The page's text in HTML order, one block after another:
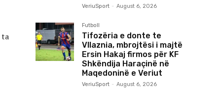
ta
VeriuSport - August 6, 2026
Futboll
Tifozëria e donte te
Vllaznia, mbrojtësi i majtë
Ersin Hakaj firmos për KF
Shkëndija Haraçinë në
Maqedoninë e Veriut
VeriuSport - August 6, 2026